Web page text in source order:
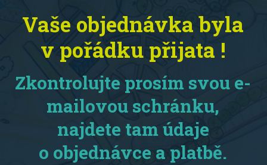
Vaše objednávka byla
v pořádku přijata !
Zkontrolujte prosím svou e-
mailovou schránku,
najdete tam údaje
o objednávce a platbě.